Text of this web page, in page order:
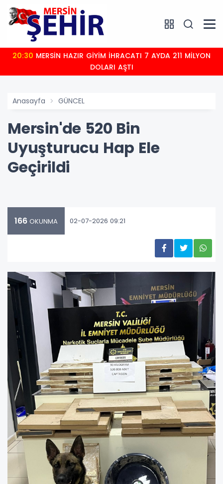
20:30
DOLARI AŞTI
Anasayfa GÜNCEL
Mersin'de 520 Bin
Uyuşturucu Hap Ele
Geçirildi
166 OKUNMA 02-07-2026 09:21